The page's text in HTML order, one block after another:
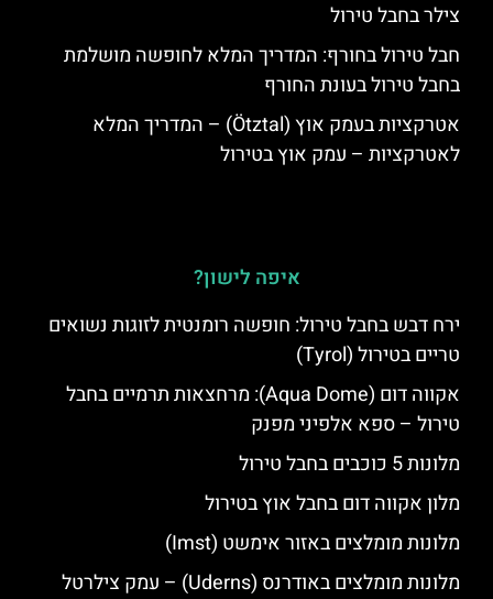
צילר בחבל טירול
חבל טירול בחורף: המדריך המלא לחופשה מושלמת
בחבל טירול בעונת החורף
אטרקציות בעמק אוץ (Ötztal) – המדריך המלא
לאטרקציות – עמק אוץ בטירול
איפה לישון?
ירח דבש בחבל טירול: חופשה רומנטית לזוגות נשואים
טריים בטירול (Tyrol)
אקווה דום (Aqua Dome): מרחצאות תרמיים בחבל
טירול – ספא אלפיני מפנק
מלונות 5 כוכבים בחבל טירול
מלון אקווה דום בחבל אוץ בטירול
מלונות מומלצים באזור אימשט (Imst)
מלונות מומלצים באודרנס (Uderns) – עמק צילרטל